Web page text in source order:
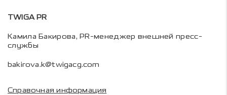
TWIGA PR
Камила Бакирова, PR-менеджер внешней пресс-
службы
bakirova.k@twigacg.com
Справочная информация